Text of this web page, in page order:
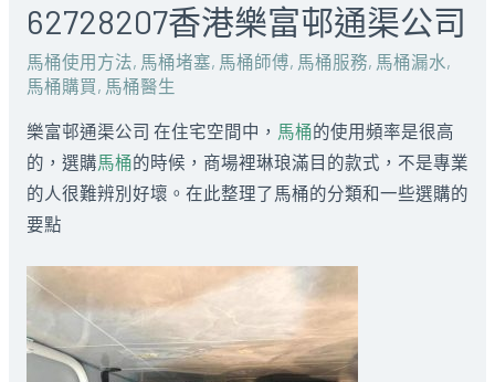
62728207香港樂富邨通渠公司
馬桶使用方法, 馬桶堵塞, 馬桶師傅, 馬桶服務, 馬桶漏水,
馬桶購買, 馬桶醫生
樂富邨通渠公司 在住宅空間中， 馬桶的使用頻率是很高
的，選購馬桶的時候，商場裡琳琅滿目的款式，不是專業
的人很難辨別好壞。在此整理了馬桶的分類和一些選購的
要點